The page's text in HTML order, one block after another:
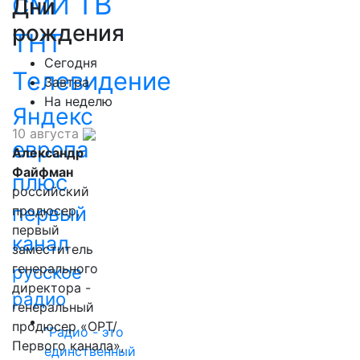
ТНТ
Телевидение
Яндекс
европа
плюс
первый
канал
русское
радио
"Радио - это
единственный
Дни
рождения
Сегодня
Завтра
На неделю
10 августа
Александр
Файфман
российский
продюсер,
первый
заместитель
генерального
директора -
генеральный
продюсер «ОРТ/
Первого канала»,